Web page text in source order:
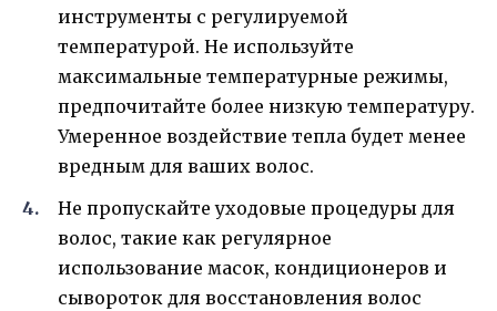
инструменты с регулируемой
температурой. Не используйте
максимальные температурные режимы,
предпочитайте более низкую температуру.
Умеренное воздействие тепла будет менее
вредным для ваших волос.
Не пропускайте уходовые процедуры для
волос, такие как регулярное
использование масок, кондиционеров и
сывороток для восстановления волос